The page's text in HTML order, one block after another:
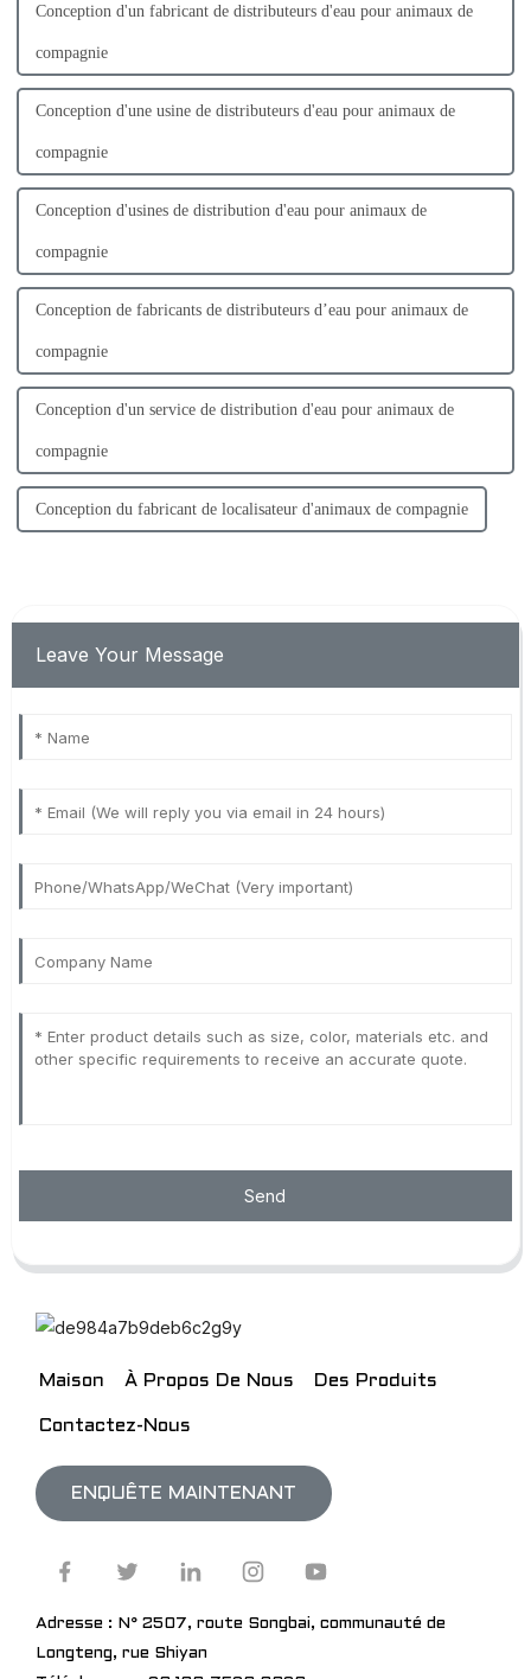
Conception d'un fabricant de distributeurs d'eau pour animaux de
compagnie
Conception d'une usine de distributeurs d'eau pour animaux de
compagnie
Conception d'usines de distribution d'eau pour animaux de
compagnie
Conception de fabricants de distributeurs d’eau pour animaux de
compagnie
Conception d'un service de distribution d'eau pour animaux de
compagnie
Conception du fabricant de localisateur d'animaux de compagnie
Leave Your Message
Send
Maison À Propos De Nous Des Produits
Contactez-Nous
ENQUÊTE MAINTENANT
Adresse : N° 2507, route Songbai, communauté de
Longteng, rue Shiyan